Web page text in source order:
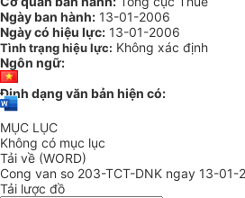
Ngày ban hành: 13-01-2006
Ngày có hiệu lực: 13-01-2006
Tình trạng hiệu lực: Không xác định
Ngôn ngữ:
Định dạng văn bản hiện có:
MỤC LỤC
Không có mục lục
Tải về (WORD)
Cong van so 203-TCT-DNK ngay 13-
Tải lược đồ